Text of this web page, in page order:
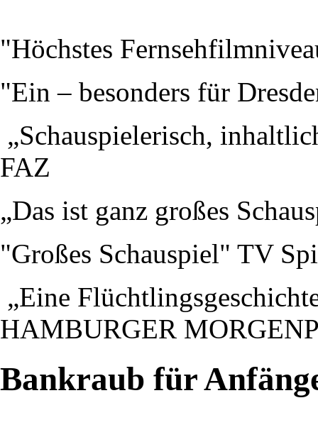
"Höchstes
"Ein – besonders für
„Schauspielerisch,
FAZ
„Das ist ganz großes
"Großes Schauspiel" TV
„Eine
HAMBURGER
Bankraub für